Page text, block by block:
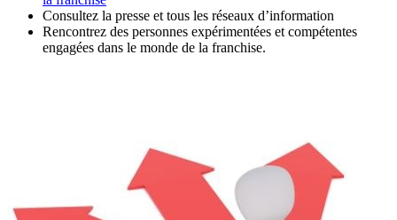
Consultez la presse et tous les réseaux d’information
Rencontrez des personnes expérimentées et compétentes
engagées dans le monde de la franchise.